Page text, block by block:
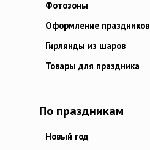
Фотозоны
Оформление праздников
Гирлянды из шаров
Товары для праздника
По праздникам
Новый год